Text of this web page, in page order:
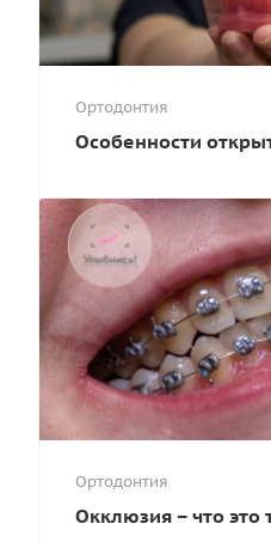
Ортодонтия
Особенности
Ортодонтия
Окклюзия – что это